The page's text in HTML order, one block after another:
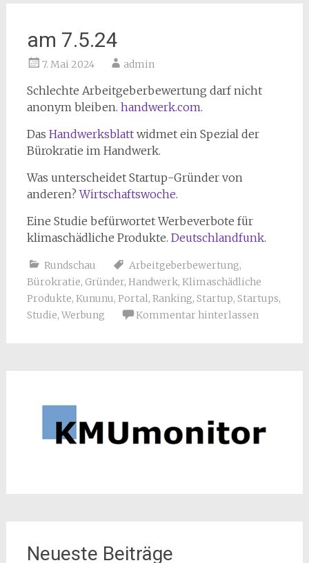
am 7.5.24
7. Mai 2024 admin
Schlechte Arbeitgeberbewertung darf nicht
anonym bleiben. handwerk.com.
Das Handwerksblattwidmet ein Spezial der
Bürokratie im Handwerk.
Was unterscheidet Startup-Gründer von
anderen?Wirtschaftswoche.
Eine Studie befürwortet Werbeverbote für
klimaschädliche Produkte. Deutschlandfunk.
Rundschau Arbeitgeberbewertung,
Bürokratie, Gründer, Handwerk, Klimaschädliche
Produkte, Kununu, Portal, Ranking, Startup, Startups,
Studie, Werbung Kommentar hinterlassen
Neueste Beiträge